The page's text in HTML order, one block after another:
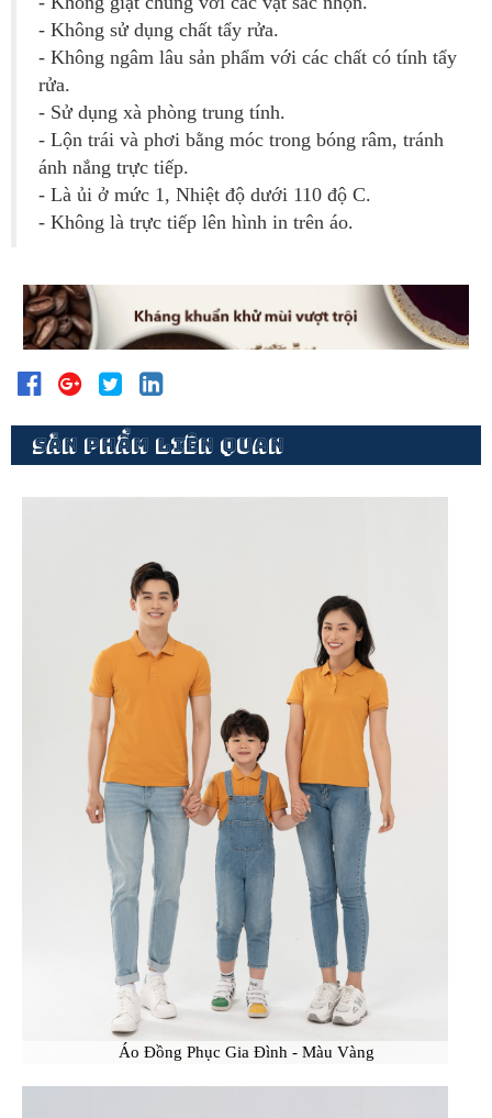
- Không sử dụng chất tẩy rửa.
- Không ngâm lâu sản phẩm với các chất có tính tẩy
rửa.
- Sử dụng xà phòng trung tính.
- Lộn trái và phơi bằng móc trong bóng râm, tránh
ánh nắng trực tiếp.
- Là ủi ở mức 1, Nhiệt độ dưới 110 độ C.
- Không là trực tiếp lên hình in trên áo.
SẢN PHẨM LIÊN QUAN
Áo Đồng Phục Gia Đình - Màu Vàng